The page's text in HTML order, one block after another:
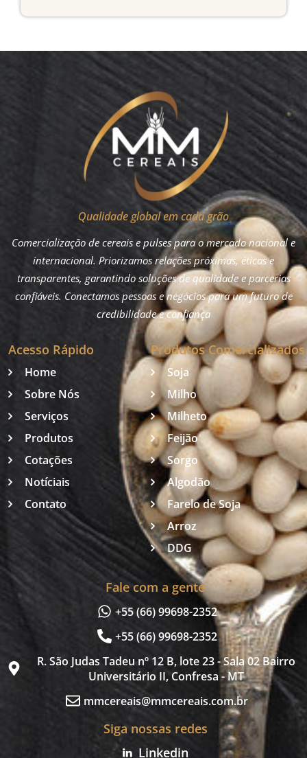
Qualidade global em cada grão
Comercialização de cereais e pulses para o mercado nacional e
internacional. Priorizamos relações próximas, éticas e
transparentes, garantindo soluções de qualidade e parcerias
confiáveis. Conectamos pessoas e negócios para um futuro de
credibilidade e confiança
Acesso Rápido
Home
Sobre Nós
Serviços
Produtos
Cotações
Notíciais
Contato
Produtos Comercializados
Soja
Milho
Milheto
Feijão
Sorgo
Algodão
Farelo de Soja
Arroz
DDG
Fale com a gente
+55 (66) 99698-2352
+55 (66) 99698-2352
R. São Judas Tadeu nº 12 B, lote 23 - Sala 02 Bairro
Universitário II, Confresa - MT
mmcereais@mmcereais.com.br
Siga nossas redes
Linkedin